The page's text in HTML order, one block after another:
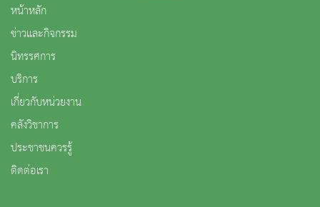
หน้าหลัก
ข่าวและกิจกรรม
นิทรรศการ
บริการ
เกี่ยวกับหน่วยงาน
คลังวิชาการ
ประชาชนควรรู้
ติดต่อเรา